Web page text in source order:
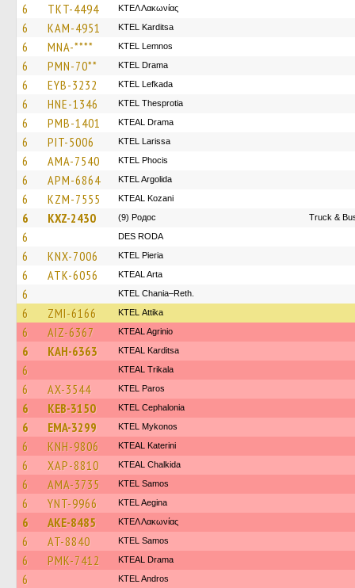
6 TKT-4494 ΚΤΕΛ Λακωνίας
6 KAM-4951 ΚΤΕL Karditsa
6 MNA-**** KTEL Lemnos
6 PMN-70** KTEL Drama
6 EYB-3232 KTEL Lefkada
6 HNE-1346 KTEL Thesprotia
6 PMB-1401 KTEAL Drama
6 PIT-5006 KTEL Larissa
6 AMA-7540 ΚΤΕL Phocis
6 APM-6864 KTEL Argolida
6 KZM-7555 KTEAL Kozani
6 KXZ-2430 (9) Родос Truck &
6 DES RODA
6 KNX-7006 KTEL Pieria
6 ATK-6056 KTEAL Arta
6 KTEL Chania–Reth.
6 ZMI-6166 KΤΕL Αttika
6 AIZ-6367 KTEAL Agrinio
6 KAH-6363 KTEAL Karditsa
6 KTEAL Trikala
6 AX-3544 KTEL Paros
6 KEB-3150 KTEL Cephalonia
6 EMA-3299 KTEL Mykonos
6 KNH-9806 KTEAL Katerini
6 XAP-8810 KTEAL Chalkida
6 AMA-3735 KTEL Samos
6 YNT-9966 KTEL Aegina
6 AKE-8485 ΚΤΕΛ Λακωνίας
6 AT-8840 KTEL Samos
6 PMK-7412 KTEAL Drama
6 KTEL Andros